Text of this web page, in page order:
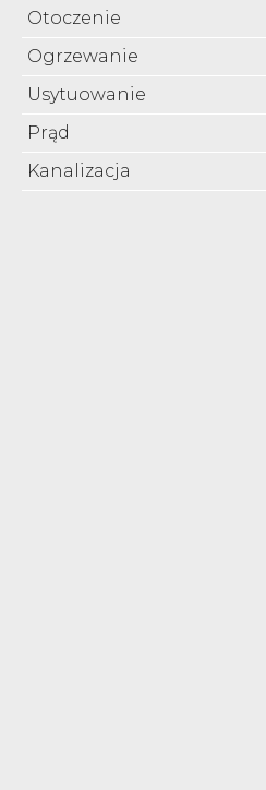
Otoczenie
Ogrzewanie
Usytuowanie
Prąd
Kanalizacja